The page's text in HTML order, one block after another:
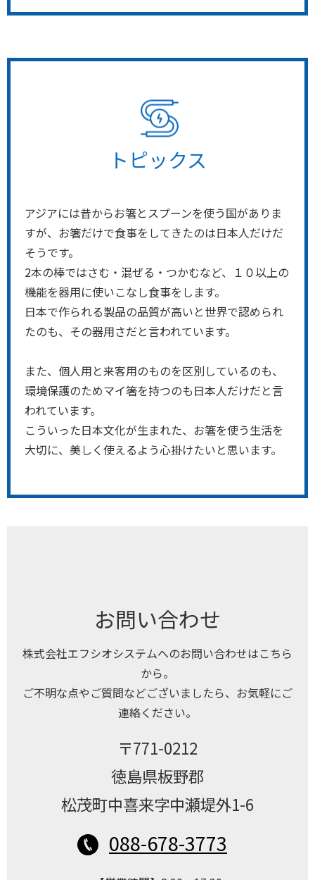
トピックス
アジアには昔からお箸とスプーンを使う国がありま
すが、お箸だけで食事をしてきたのは日本人だけだ
そうです。
2本の棒ではさむ・混ぜる・つかむなど、１０以上の
機能を器用に使いこなし食事をします。
日本で作られる製品の品質が高いと世界で認められ
たのも、その器用さだと言われています。
また、個人用と来客用のものを区別しているのも、
環境保護のためマイ箸を持つのも日本人だけだと言
われています。
こういった日本文化が生まれた、お箸を使う生活を
大切に、美しく使えるよう心掛けたいと思います。
お問い合わせ
株式会社エフシオシステムへのお問い合わせはこちら
から。
ご不明な点やご質問などございましたら、お気軽にご
連絡ください。
〒771-0212
徳島県板野郡
松茂町中喜来字中瀬堤外1-6
088-678-3773